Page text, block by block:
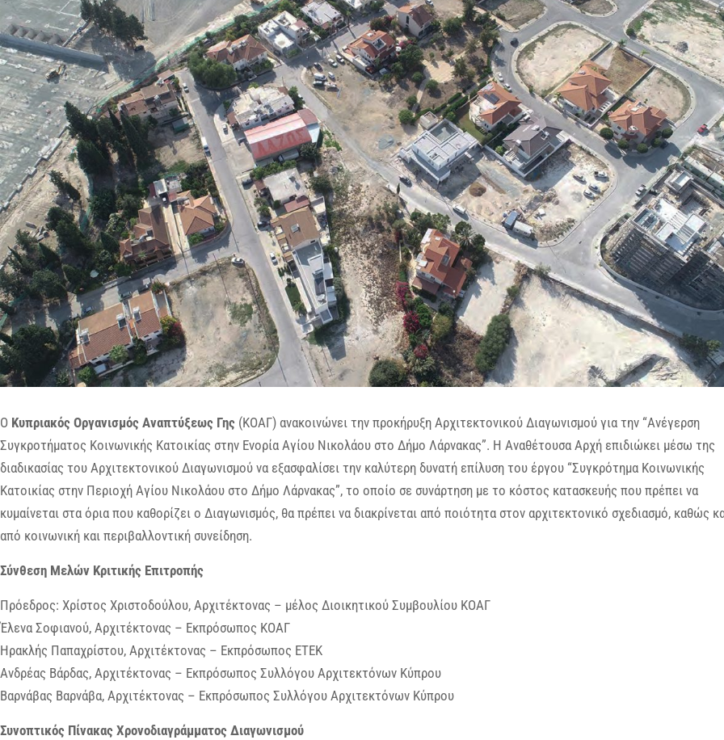
Ο Κυπριακός Οργανισμός Αναπτύξεως Γης (ΚΟΑΓ) ανακοινώνει την προκήρυξη Αρχιτεκτονικού Διαγωνισμού για την “Ανέγερση
Συγκροτήματος Κοινωνικής Κατοικίας στην Ενορία Αγίου Νικολάου στο Δήμο Λάρνακας”. Η Αναθέτουσα Αρχή επιδιώκει μέσω της
διαδικασίας του Αρχιτεκτονικού Διαγωνισμού να εξασφαλίσει την καλύτερη δυνατή επίλυση του έργου “Συγκρότημα Κοινωνικής
Κατοικίας στην Περιοχή Αγίου Νικολάου στο Δήμο Λάρνακας”, το οποίο σε συνάρτηση με το κόστος κατασκευής που πρέπει να
κυμαίνεται στα όρια που καθορίζει ο Διαγωνισμός, θα πρέπει να διακρίνεται από ποιότητα στον αρχιτεκτονικό σχεδιασμό, καθώς
από κοινωνική και περιβαλλοντική συνείδηση.
Σύνθεση Μελών Κριτικής Επιτροπής
Πρόεδρος: Χρίστος Χριστοδούλου, Αρχιτέκτονας – μέλος Διοικητικού Συμβουλίου ΚΟΑΓ
Έλενα Σοφιανού, Αρχιτέκτονας – Εκπρόσωπος ΚΟΑΓ
Ηρακλής Παπαχρίστου, Αρχιτέκτονας – Εκπρόσωπος ΕΤΕΚ
Ανδρέας Βάρδας, Αρχιτέκτονας – Εκπρόσωπος Συλλόγου Αρχιτεκτόνων Κύπρου
Βαρνάβας Βαρνάβα, Αρχιτέκτονας – Εκπρόσωπος Συλλόγου Αρχιτεκτόνων Κύπρου
Συνοπτικός Πίνακας Χρονοδιαγράμματος Διαγωνισμού